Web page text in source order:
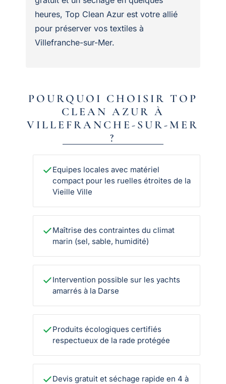
heures, Top Clean Azur est votre allié
pour préserver vos textiles à
Villefranche-sur-Mer.
POURQUOI CHOISIR TOP
CLEAN AZUR À
VILLEFRANCHE-SUR-MER
?
Equipes locales avec matériel
compact pour les ruelles étroites de la
Vieille Ville
Maîtrise des contraintes du climat
marin (sel, sable, humidité)
Intervention possible sur les yachts
amarrés à la Darse
Produits écologiques certifiés
respectueux de la rade protégée
Devis gratuit et séchage rapide en 4 à